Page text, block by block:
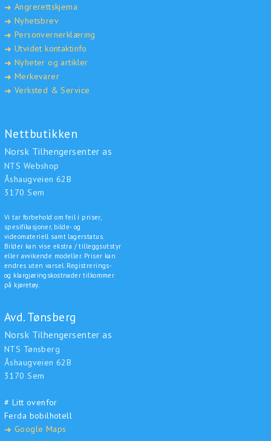
➜ Angrerettskjema
➜ Nyhetsbrev
➜ Personvernerklæring
➜ Utvidet kontaktinfo
➜ Nyheter og artikler
➜ Merkevarer
➜ Verksted & Service
Nettbutikken
Norsk Tilhengersenter as
NTS Webshop
Åshaugveien 62B
3170 Sem
Vi tar forbehold om feil i priser,
spesifikasjoner, bilde- og
videomateriell samt lagerstatus.
Bilder kan vise ekstra / tilleggsutstyr
eller avvikende modeller. Priser kan
endres uten varsel. Registrerings-
og klargjøringskostnader tilkommer
på kjøretøy.
Avd. Tønsberg
Norsk Tilhengersenter as
NTS Tønsberg
Åshaugveien 62B
3170 Sem
# Litt ovenfor
Ferda bobilhotell
➜ Google Maps